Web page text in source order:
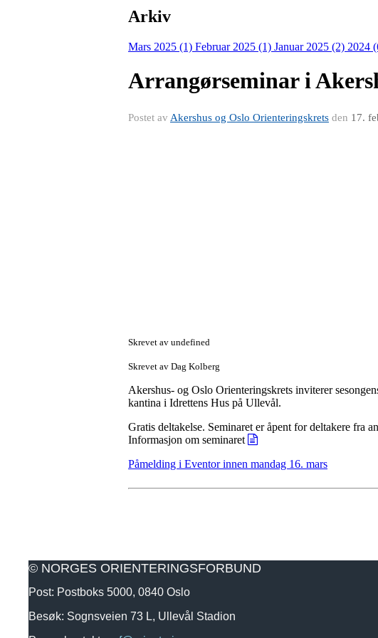
Arkiv
Mars 2025 (1) Februar 2025 (1) Januar 2025 (2) 2024
Arrangørseminar i
Postet av Akershus og Oslo Orienteringskrets den 17.
Skrevet av undefined
Skrevet av Dag Kolberg
Akershus- og Oslo Orienteringskrets inviterer
kantina i Idrettens Hus på Ullevål.
Gratis deltakelse. Seminaret er åpent for deltakere fra
Informasjon om seminaret
Påmelding i Eventor innen mandag 16. mars
© NORGES ORIENTERINGSFORBUND
Post: Postboks 5000, 0840 Oslo
Besøk: Sognsveien 73 L, Ullevål Stadion